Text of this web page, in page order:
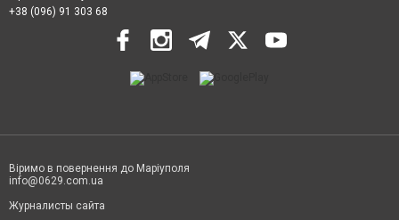
+38 (096) 91 303 68
Віримо в повернення до Маріуполя
info@0629.com.ua
Журналисты сайта